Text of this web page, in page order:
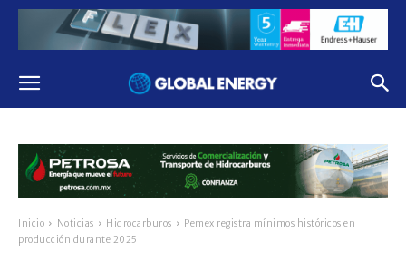
Inicio Noticias Hidrocarburos
Pemex registra mínimos históricos en
producción durante 2025